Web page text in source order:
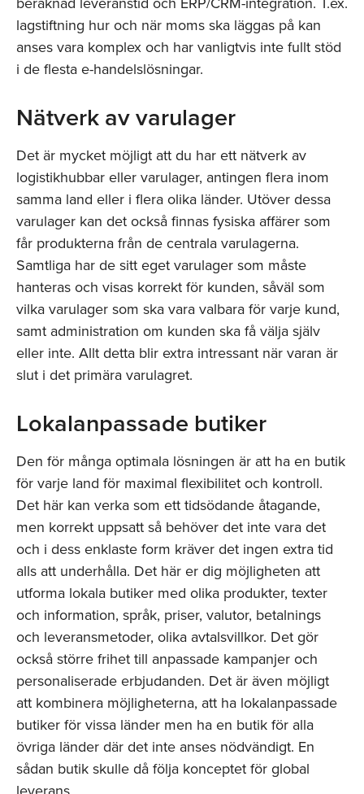
lagstiftning hur och när moms ska läggas på kan
anses vara komplex och har vanligtvis inte fullt stöd
i de flesta e-handelslösningar.
Nätverk av varulager
Det är mycket möjligt att du har ett nätverk av
logistikhubbar eller varulager, antingen flera inom
samma land eller i flera olika länder. Utöver dessa
varulager kan det också finnas fysiska affärer som
får produkterna från de centrala varulagerna.
Samtliga har de sitt eget varulager som måste
hanteras och visas korrekt för kunden, såväl som
vilka varulager som ska vara valbara för varje kund,
samt administration om kunden ska få välja själv
eller inte. Allt detta blir extra intressant när varan är
slut i det primära varulagret.
Lokalanpassade butiker
Den för många optimala lösningen är att ha en butik
för varje land för maximal flexibilitet och kontroll.
Det här kan verka som ett tidsödande åtagande,
men korrekt uppsatt så behöver det inte vara det
och i dess enklaste form kräver det ingen extra tid
alls att underhålla. Det här er dig möjligheten att
utforma lokala butiker med olika produkter, texter
och information, språk, priser, valutor, betalnings
och leveransmetoder, olika avtalsvillkor. Det gör
också större frihet till anpassade kampanjer och
personaliserade erbjudanden. Det är även möjligt
att kombinera möjligheterna, att ha lokalanpassade
butiker för vissa länder men ha en butik för alla
övriga länder där det inte anses nödvändigt. En
sådan butik skulle då följa konceptet för global